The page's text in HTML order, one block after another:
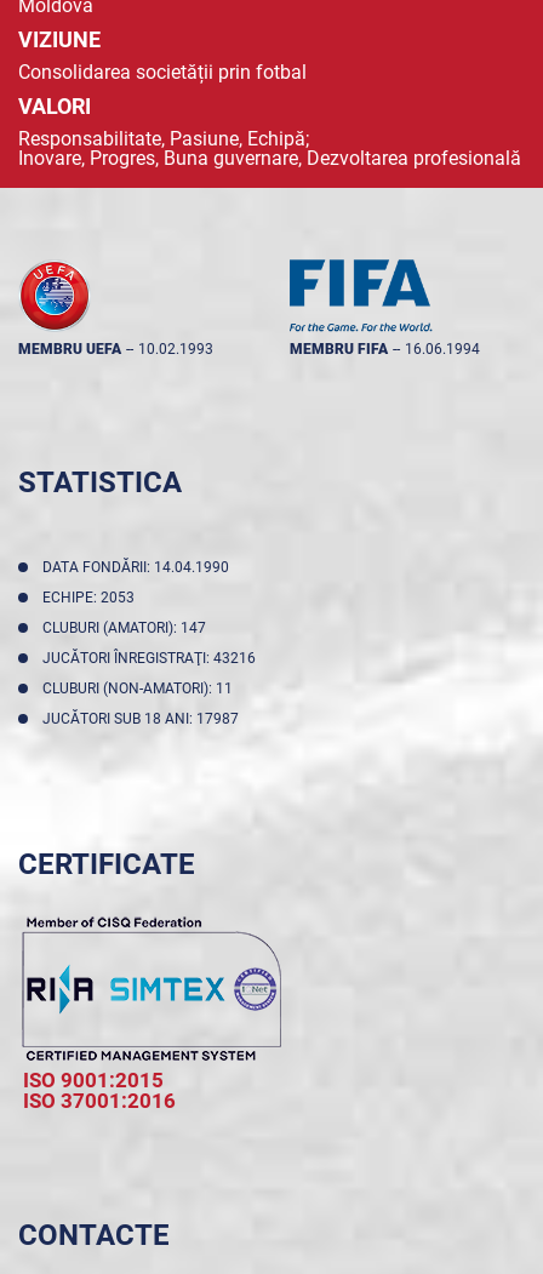
Moldova
VIZIUNE
Consolidarea societății prin fotbal
VALORI
Responsabilitate, Pasiune, Echipă;
Inovare, Progres, Buna guvernare, Dezvoltarea profesională
MEMBRU UEFA -- 10.02.1993 MEMBRU FIFA -- 16.06.1994
STATISTICA
DATA FONDĂRII: 14.04.1990
ECHIPE: 2053
CLUBURI (AMATORI): 147
JUCĂTORI ÎNREGISTRAŢI: 43216
CLUBURI (NON-AMATORI): 11
JUCĂTORI SUB 18 ANI: 17987
CERTIFICATE
ISO 9001:2015
ISO 37001:2016
CONTACTE